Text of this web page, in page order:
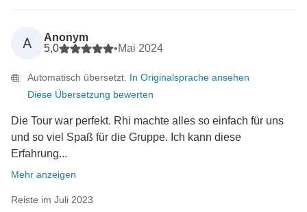
A
Anonym
5,0
•Mai 2024
Automatisch übersetzt. In Originalsprache ansehen
Diese Übersetzung bewerten
Die Tour war perfekt. Rhi machte alles so einfach für uns
und so viel Spaß für die Gruppe. Ich kann diese
Erfahrung...
Mehr anzeigen
Reiste im Juli 2023